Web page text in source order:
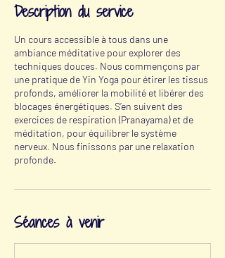
Description du service
Un cours accessible à tous dans une
ambiance méditative pour explorer des
techniques douces. Nous commençons par
une pratique de Yin Yoga pour étirer les tissus
profonds, améliorer la mobilité et libérer des
blocages énergétiques. S’en suivent des
exercices de respiration (Pranayama) et de
méditation, pour équilibrer le système
nerveux. Nous finissons par une relaxation
profonde.
Séances à venir